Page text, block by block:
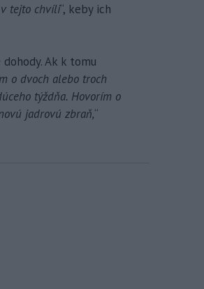
tejto chvíli“, keby ich
Ak k tomu
o dvoch alebo troch
týždňa. Hovorím o
jadrovú zbraň,“